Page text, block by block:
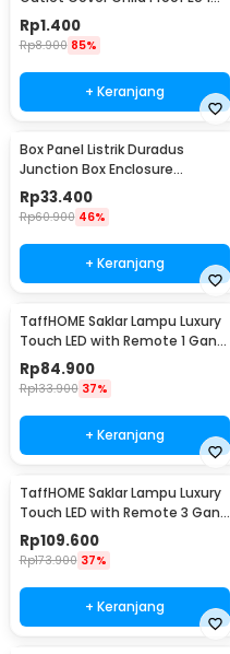
PCS
Rp1.400
Rp8.900 85%
+ Keranjang
Box Panel Listrik Duradus
Junction Box Enclosure
Waterproof 158x90mm - B1589
Rp33.400
Rp60.900 46%
+ Keranjang
TaffHOME Saklar Lampu Luxury
Touch LED with Remote 1 Gang
- XJG-DH001
Rp84.900
Rp133.900 37%
+ Keranjang
TaffHOME Saklar Lampu Luxury
Touch LED with Remote 3 Gang
- XJG-DH001
Rp109.600
Rp173.900 37%
+ Keranjang